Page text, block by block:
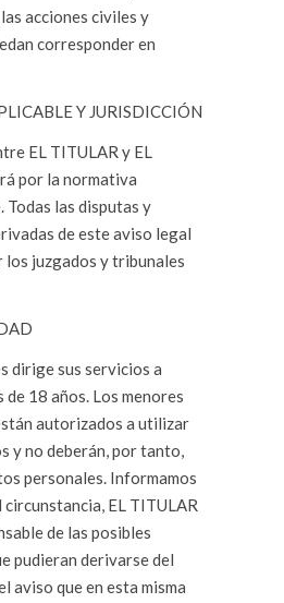
acciones civiles y
corresponder en
Y JURISDICCIÓN
EL TITULAR y EL
por la normativa
Todas las disputas y
de este aviso legal
los juzgados y tribunales
dirige sus servicios a
18 años. Los menores
autorizados a utilizar
y no deberán, por tanto,
personales. Informamos
circunstancia, EL TITULAR
de las posibles
pudieran derivarse del
aviso que en esta misma